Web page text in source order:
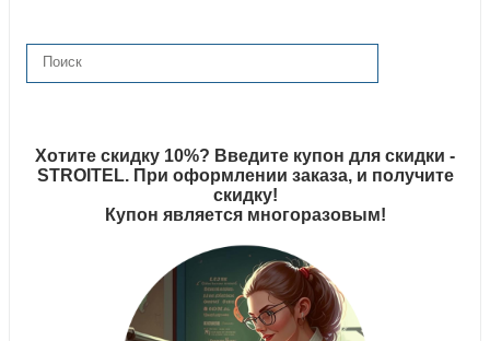
Хотите скидку 10%? Введите купон для скидки -
STROITEL. При оформлении заказа, и получите
скидку!
Купон является многоразовым!